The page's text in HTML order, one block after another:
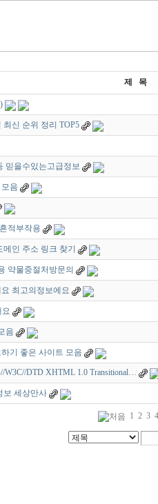
제 목
신 순위 정리 TOP5
믿을수있는고급정보
음
적부작용
인 주소 링크 찾기
약물중절처방문의
최고의정보에요
요
음
기 좋은 사이트 모음
W3C//DTD XHTML 1.0 Transitional…
보 세상만사
1 2 3 4